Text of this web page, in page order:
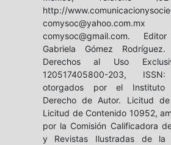
http://
comysoc@gmail.com.
Gabriela Gómez
Derechos al Uso
120517405800-203,
otorgados por el Instituto
Derecho de Autor. Licitud
Licitud de Contenido 10952,
por la Comisión Calificadora
y Revistas Ilustradas de la